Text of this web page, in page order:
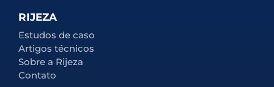
RIJEZA
Estudos de caso
Artigos técnicos
Sobre a Rijeza
Contato